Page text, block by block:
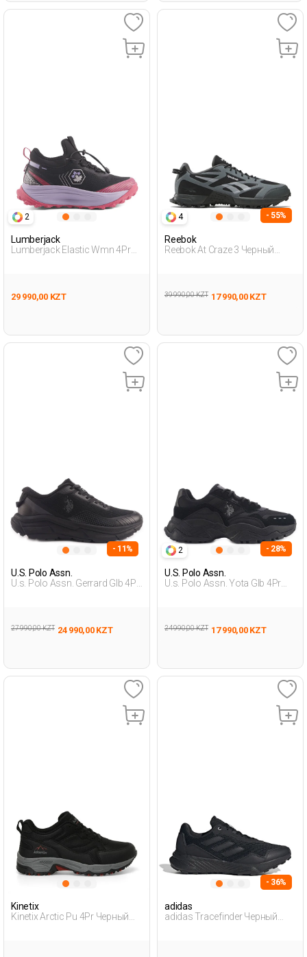
2
Lumberjack
Lumberjack Elastic Wmn 4Pr
29 990,00 KZT
4 - 55%
Reebok
Reebok At Craze 3 Черный
39 990,00 KZT 17 990,00 KZT
- 11%
U.S. Polo Assn.
U.s. Polo Assn. Gerrard Glb 4Pr
27 990,00 KZT 24 990,00 KZT
2 - 28%
U.S. Polo Assn.
U.s. Polo Assn. Yota Glb 4Pr
24 990,00 KZT 17 990,00 KZT
Kinetix
Kinetix Arctic Pu 4Pr Черный
- 36%
adidas
adidas Tracefinder Черный